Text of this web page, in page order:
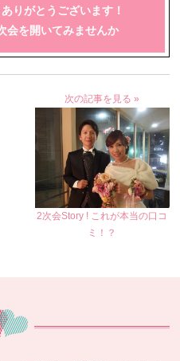
りがとうございます！
会を開いてみませんか
次の記事を見る »
2次会Story ! これが本当の口コ
ミ！？